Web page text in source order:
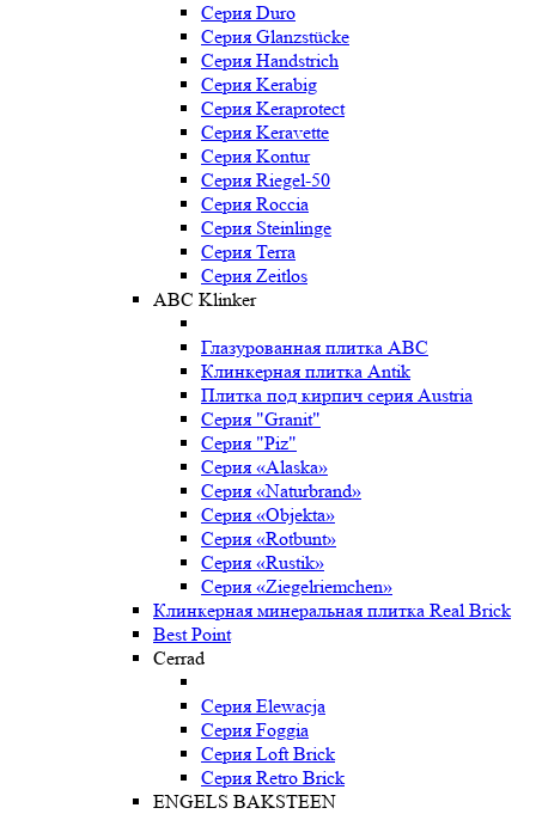
Серия Duro
Серия Glanzstücke
Серия Handstrich
Серия Kerabig
Серия Keraprotect
Серия Keravette
Серия Kontur
Серия Riegel-50
Серия Roccia
Серия Steinlinge
Серия Terra
Серия Zeitlos
ABC Klinker
Глазурованная плитка ABC
Клинкерная плитка Antik
Плитка под кирпич серия Austria
Серия "Granit"
Серия "Piz"
Серия «Alaska»
Серия «Naturbrand»
Серия «Objekta»
Серия «Rotbunt»
Серия «Rustik»
Серия «Ziegelriemchen»
Клинкерная минеральная плитка Real Brick
Best Point
Cerrad
Серия Elewacja
Серия Foggia
Серия Loft Brick
Серия Retro Brick
ENGELS BAKSTEEN